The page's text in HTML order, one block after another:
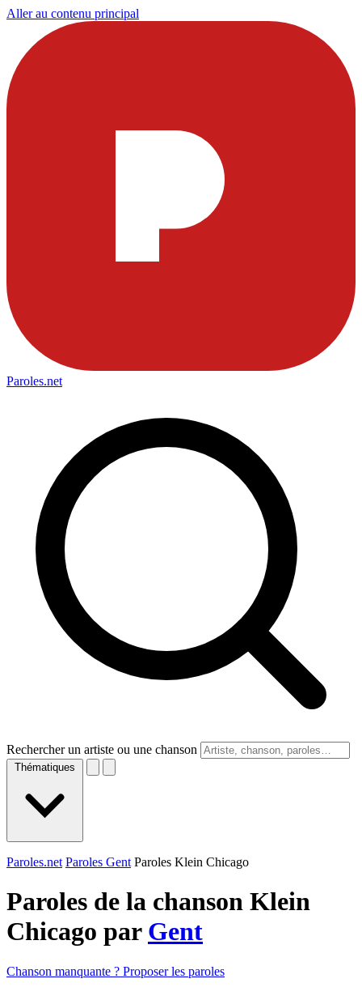
Aller au contenu principal
Paroles.net
Rechercher un artiste ou une chanson
Thématiques
Paroles.net Paroles Gent Paroles Klein Chicago
Paroles de la chanson Klein
Chicago par Gent
Chanson manquante ? Proposer les paroles